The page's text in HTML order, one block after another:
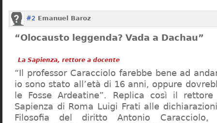
#2 Emanuel Baroz
“Olocausto leggenda? Vada a Dachau”
La Sapienza, rettore a docente
“Il professor Caracciolo farebbe bene ad
io sono stato all’età di 16 anni, oppure
le Fosse Ardeatine”. Replica così il rettore
Sapienza di Roma Luigi Frati alle
Filosofia del diritto Antonio